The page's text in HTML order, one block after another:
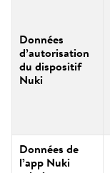
Données
d’autorisation
du dispositif
Nuki
Données de
l’app Nuki